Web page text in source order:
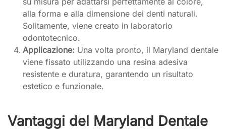
alla forma e alla dimensione dei denti naturali.
Solitamente, viene creato in laboratorio
odontotecnico.
Applicazione: Una volta pronto, il Maryland dentale
viene fissato utilizzando una resina adesiva
resistente e duratura, garantendo un risultato
estetico e funzionale.
Vantaggi del Maryland Dentale